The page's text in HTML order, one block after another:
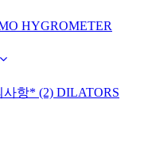
HYGROMETER
항* (2) DILATORS